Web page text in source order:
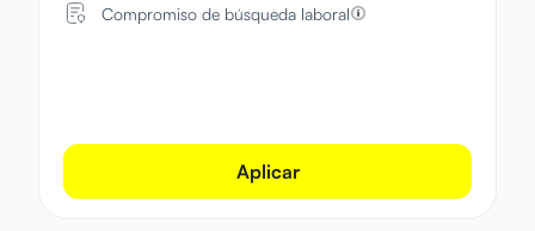
Compromiso de búsqueda laboral
Aplicar